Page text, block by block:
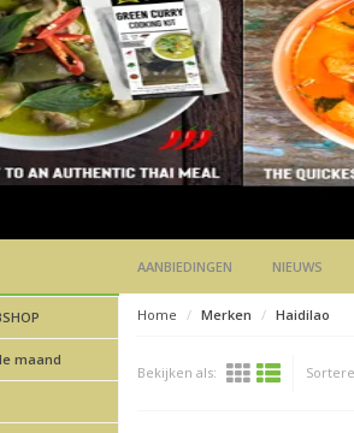
AANBIEDINGEN NIEUWS
maand
Home Merken Haidilao
Bekijken als: